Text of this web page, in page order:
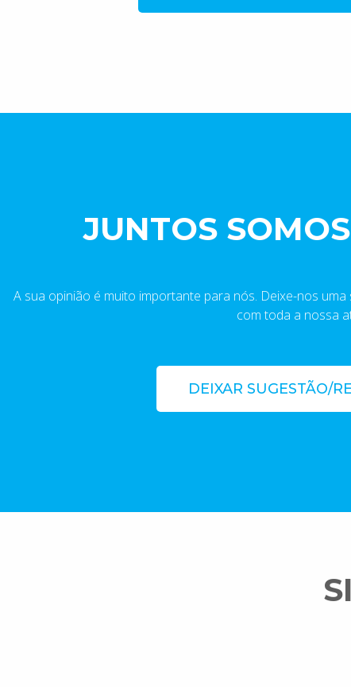
JUNTOS
A sua opinião é muito importante para nós. Deixe-nos
com toda a nossa
DEIXAR SUGESTÃO/